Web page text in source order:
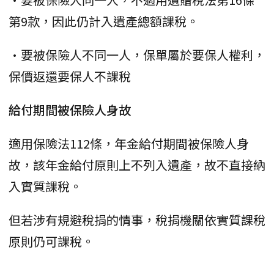
第9款，因此仍計入遺產總額課稅。
•要被保險人不同一人，保單屬於要保人權利，
保價返還要保人不課稅
給付期間被保險人身故
適用保險法112條，年金給付期間被保險人身
故，該年金給付原則上不列入遺產，故不直接納
入實質課稅。
但若涉有規避稅捐的情事，稅捐機關依實質課稅
原則仍可課稅。